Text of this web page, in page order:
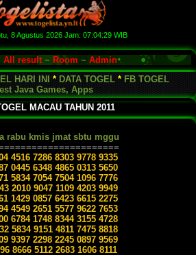
8 Agustus 2026 Jam: 07:04:30 WIB
All result ~ Room ~ Admin
HARI INI * DATA TOGEL * FB TOGEL
Java Games, Apps
MACAU TAHUN 2011
rabu kmis jmat sbtu mggu
4516 7286 8303 9778 9335
0445 6348 4865 0313 5650
5834 7054 7504 1096 7776
2010 9047 1109 4203 9949
1429 0857 6423 6615 2275
4549 2651 5577 9622 7653
6784 1748 8344 3155 4728
5834 9151 4811 7475 8818
9397 2298 2245 0897 9569
8666 5112 2683 1606 8111